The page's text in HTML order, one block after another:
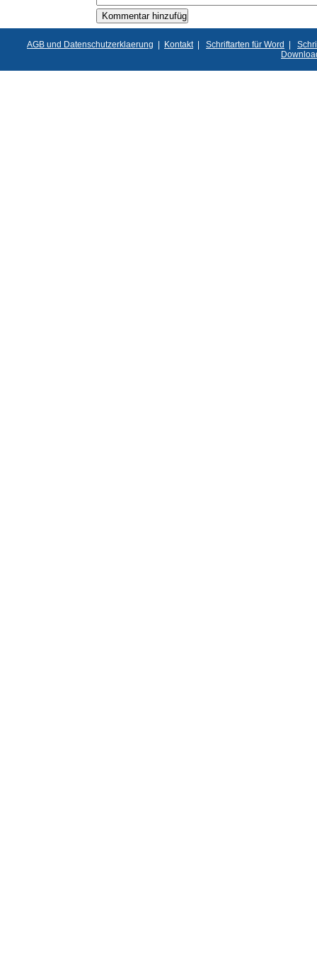
AGB und Datenschutzerklaerung | Kontakt| Schriftarten für Word |